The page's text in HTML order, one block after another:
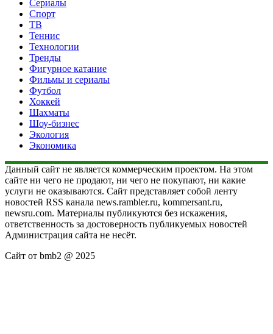
Сериалы
Спорт
ТВ
Теннис
Технологии
Тренды
Фигурное катание
Фильмы и сериалы
Футбол
Хоккей
Шахматы
Шоу-бизнес
Экология
Экономика
Данный сайт не является коммерческим проектом. На этом
сайте ни чего не продают, ни чего не покупают, ни какие
услуги не оказываются. Сайт представляет собой ленту
новостей RSS канала news.rambler.ru, kommersant.ru,
newsru.com. Материалы публикуются без искажения,
ответственность за достоверность публикуемых новостей
Администрация сайта не несёт.
Сайт от bmb2 @ 2025